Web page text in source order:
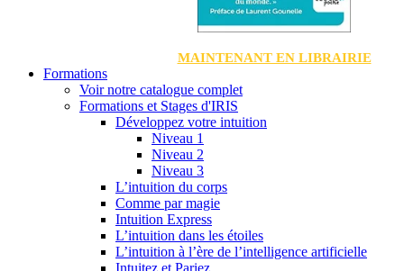
MAINTENANT EN LIBRAIRIE
Formations
Voir notre catalogue complet
Formations et Stages d'IRIS
Développez votre intuition
Niveau 1
Niveau 2
Niveau 3
L’intuition du corps
Comme par magie
Intuition Express
L’intuition dans les étoiles
L’intuition à l’ère de l’intelligence artificielle
Intuitez et Pariez